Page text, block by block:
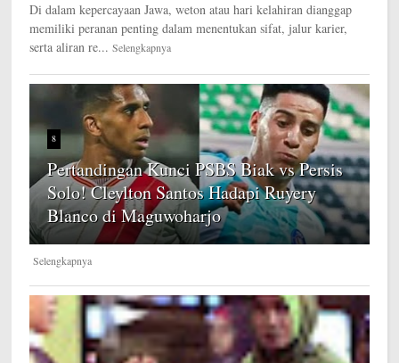
Di dalam kepercayaan Jawa, weton atau hari kelahiran dianggap
memiliki peranan penting dalam menentukan sifat, jalur karier,
serta aliran re... Selengkapnya
8
Pertandingan Kunci PSBS Biak vs Persis
Solo! Cleylton Santos Hadapi Ruyery
Blanco di Maguwoharjo
Selengkapnya